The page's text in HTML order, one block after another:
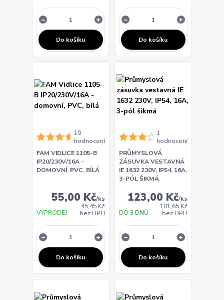
Do košíku Do košíku
10
hodnocení
FAM VIDLICE 1105-B
IP20/230V/16A -
DOMOVNÍ, PVC, BÍLÁ
55,00 Kč/ks
45,45 Kč
bez DPH
VÝPRODEJ
Do košíku
1
hodnocení
PRŮMYSLOVÁ
ZÁSUVKA VESTAVNÁ
IE 1632 230V, IP54, 16A,
3-PÓL ŠIKMÁ
123,00 Kč/ks
101,65 Kč
bez DPH
DO 3 DNŮ
Do košíku